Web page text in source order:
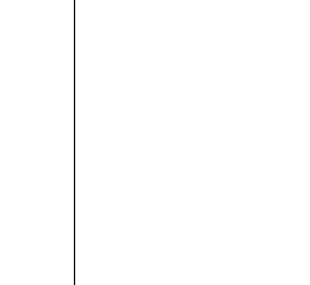
rukava – Stone - XS
– crne - XXS